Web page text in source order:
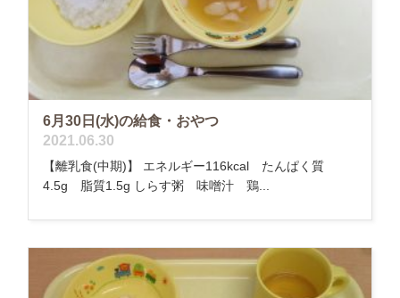
6月30日(水)の給食・おやつ
2021.06.30
【離乳食(中期)】 エネルギー116kcal たんぱく質
4.5g 脂質1.5g しらす粥 味噌汁 鶏...